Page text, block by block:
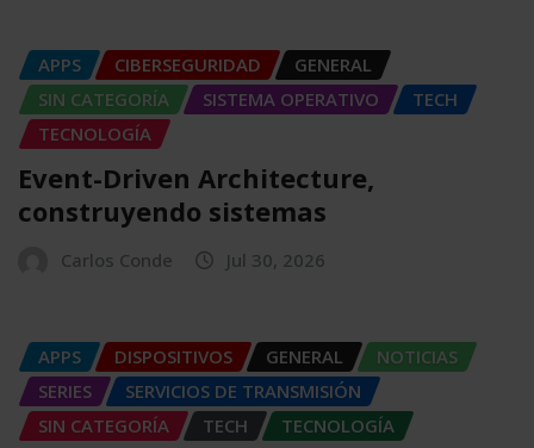
APPS CIBERSEGURIDAD
GENERAL
SIN CATEGORÍA
SISTEMA OPERATIVO
TECH
TECNOLOGÍA
Event-Driven Architecture,
construyendo sistemas
Carlos Conde Jul 30, 2026
APPS DISPOSITIVOS GENERAL
NOTICIAS
SERIES
SERVICIOS DE TRANSMISIÓN
SIN CATEGORÍA
TECH TECNOLOGÍA